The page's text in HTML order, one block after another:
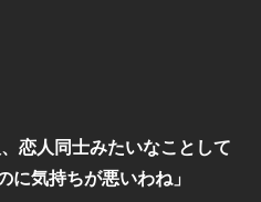
恋人同士みたいなことして
に気持ちが悪いわね」